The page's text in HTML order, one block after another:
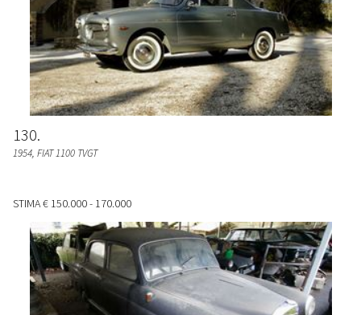
130
1954, FIAT 1100 TVGT
STIMA€ 150.000 - 170.000